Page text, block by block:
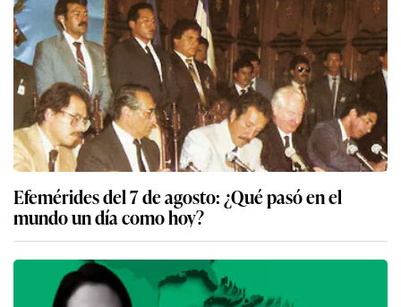
Efemérides del 7 de agosto: ¿Qué pasó en el
mundo un día como hoy?